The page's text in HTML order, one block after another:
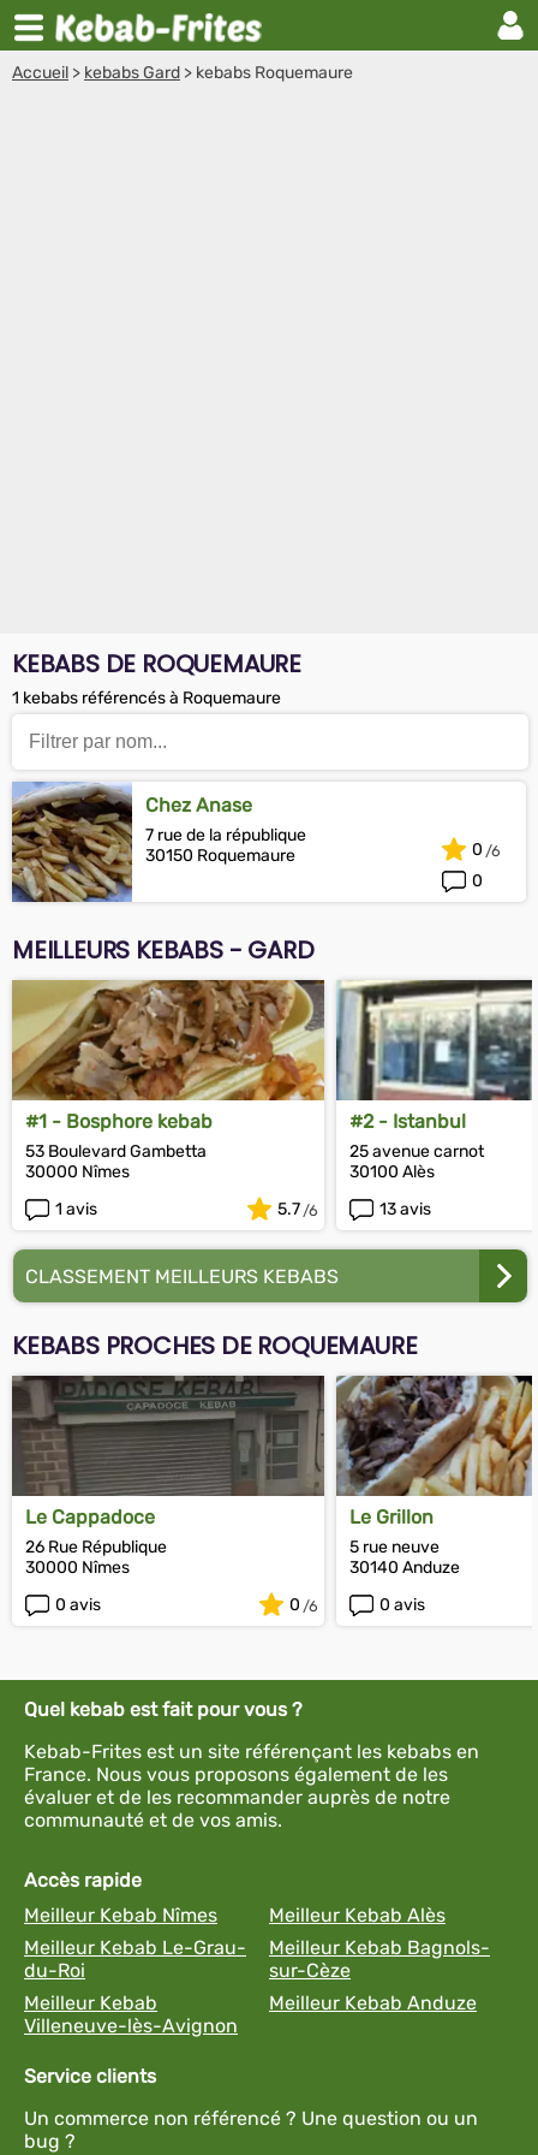
Accueil > kebabs Gard > kebabs Roquemaure
KEBABS DE ROQUEMAURE
1 kebabs référencés à Roquemaure
Chez Anase
7 rue de la république
30150 Roquemaure
0
0
MEILLEURS KEBABS - GARD
#1 - Bosphore kebab
53 Boulevard Gambetta
30000 Nîmes
1 avis
5.7
#2 - Istanbul
25 avenue carnot
30100 Alès
13 avis
CLASSEMENT MEILLEURS KEBABS
KEBABS PROCHES DE ROQUEMAURE
Le Cappadoce
26 Rue République
30000 Nîmes
0 avis
0
Le Grillon
5 rue neuve
30140 Anduze
0 avis
Quel kebab est fait pour vous ?
Kebab-Frites est un site référençant les kebabs en
France. Nous vous proposons également de les
évaluer et de les recommander auprès de notre
communauté et de vos amis.
Accès rapide
Meilleur Kebab Nîmes
Meilleur Kebab Alès
Meilleur Kebab Le-Grau-
du-Roi
Meilleur Kebab Bagnols-
sur-Cèze
Meilleur Kebab
Villeneuve-lès-Avignon
Meilleur Kebab Anduze
Service clients
Un commerce non référencé ? Une question ou un
bug ?